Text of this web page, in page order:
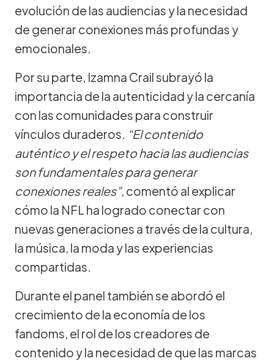
evolución de las audiencias y la necesidad
de generar conexiones más profundas y
emocionales.
Por su parte, Izamna Crail subrayó la
importancia de la autenticidad y la cercanía
con las comunidades para construir
vínculos duraderos. “El contenido
auténtico y el respeto hacia las audiencias
son fundamentales para generar
conexiones reales”, comentó al explicar
cómo la NFL ha logrado conectar con
nuevas generaciones a través de la cultura,
la música, la moda y las experiencias
compartidas.
Durante el panel también se abordó el
crecimiento de la economía de los
fandoms, el rol de los creadores de
contenido y la necesidad de que las marcas